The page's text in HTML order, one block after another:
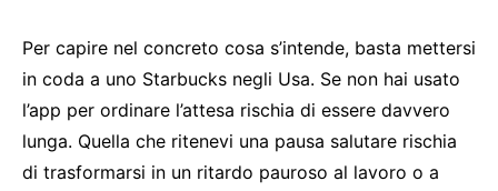
Per capire nel concreto cosa s’intende, basta mettersi
in coda a uno Starbucks negli Usa. Se non hai usato
l’app per ordinare l’attesa rischia di essere davvero
lunga. Quella che ritenevi una pausa salutare rischia
di trasformarsi in un ritardo pauroso al lavoro o a